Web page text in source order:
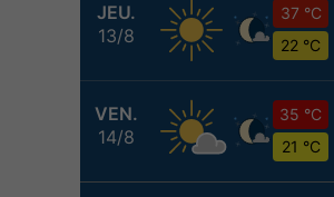
JEU.
13/8
37 °C
22 °C
VEN.
14/8
35 °C
21 °C